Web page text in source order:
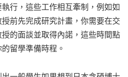
行，這些工作相互牽制，例如如
前先完成研究計畫，你需要在交
的面談並取得內諾，這些時間點
留學準備時程。